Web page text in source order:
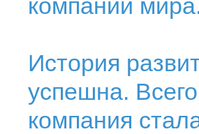
компаний
История
успешна.
компания